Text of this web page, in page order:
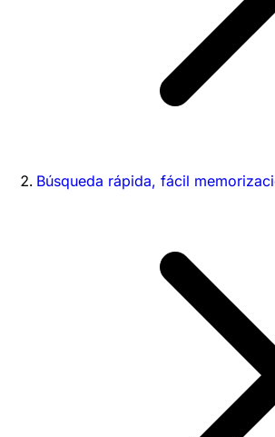
Búsqueda rápida, fácil